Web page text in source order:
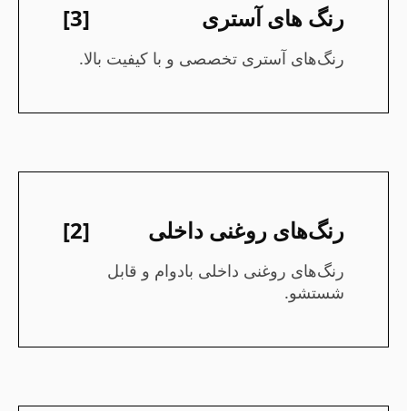
رنگ های آستری [3]
رنگ‌های آستری تخصصی و با کیفیت بالا.
رنگ‌های روغنی داخلی [2]
رنگ‌های روغنی داخلی بادوام و قابل
شستشو.